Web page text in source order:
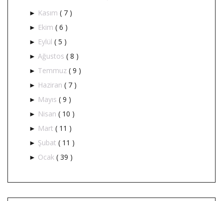
► Kasım ( 7 )
► Ekim ( 6 )
► Eylül ( 5 )
► Ağustos ( 8 )
► Temmuz ( 9 )
► Haziran ( 7 )
► Mayıs ( 9 )
► Nisan ( 10 )
► Mart ( 11 )
► Şubat ( 11 )
► Ocak ( 39 )